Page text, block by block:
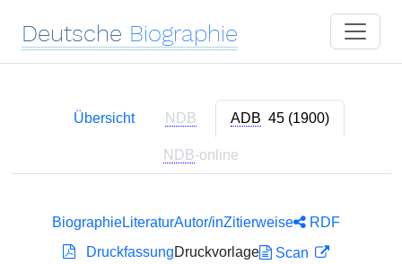
Deutsche Biographie
Übersicht NDB ADB 45 (1900)
NDB-online
BiographieLiteraturAutor/inZitierweise
RDF
DruckfassungDruckvorlage
Scan